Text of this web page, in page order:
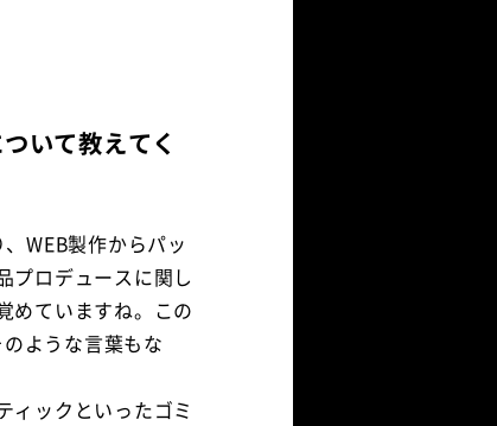
いて教えてく
WEB製作からパッ
プロデュースに関し
めていますね。この
ような言葉もな
ィックといったゴミ